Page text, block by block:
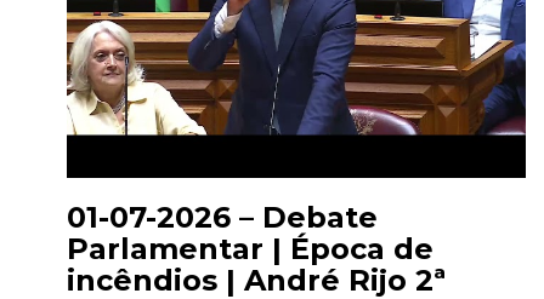
01-07-2026 – Debate
Parlamentar | Época de
incêndios | André Rijo 2ª